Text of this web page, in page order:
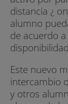
distancia ¿
alumno
de acuerdo
Este nuevo
intercambio
y otros